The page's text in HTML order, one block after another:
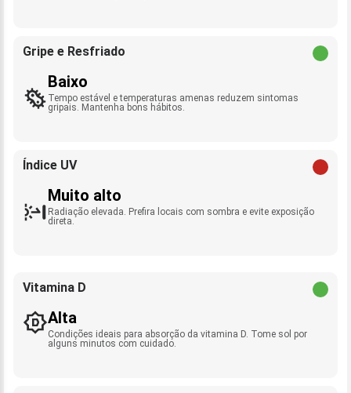
Gripe e Resfriado
Baixo
Tempo estável e temperaturas amenas reduzem sintomas
gripais. Mantenha bons hábitos.
Índice UV
Muito alto
Radiação elevada. Prefira locais com sombra e evite exposição
direta.
Vitamina D
Alta
Condições ideais para absorção da vitamina D. Tome sol por
alguns minutos com cuidado.